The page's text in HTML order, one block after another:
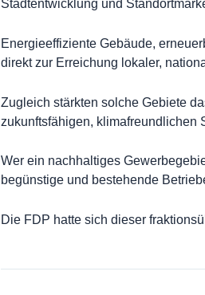
Stadtentwicklung und
Energieeffiziente Gebäude,
direkt zur Erreichung lokaler,
Zugleich stärkten solche Gebiete
zukunftsfähigen, klimafreundlichen
Wer ein nachhaltiges
begünstige und bestehende
Die FDP hatte sich dieser